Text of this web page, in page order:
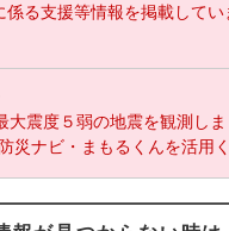
係る支援等情報を掲載してい
大震度５弱の地震を観測しま
災ナビ・まもるくんを活用く